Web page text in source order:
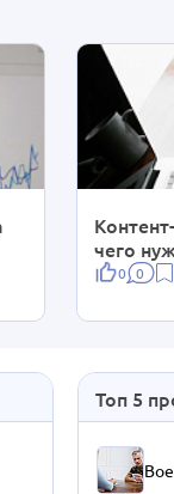
чего
0 0
Топ 5